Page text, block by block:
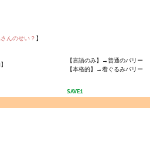
んのせい？ 】
【言語のみ】→普通のバリー
【本格的】→着ぐるみバリー
SAVE1